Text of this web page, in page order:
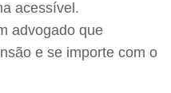
acessível.
advogado que
e se importe com o